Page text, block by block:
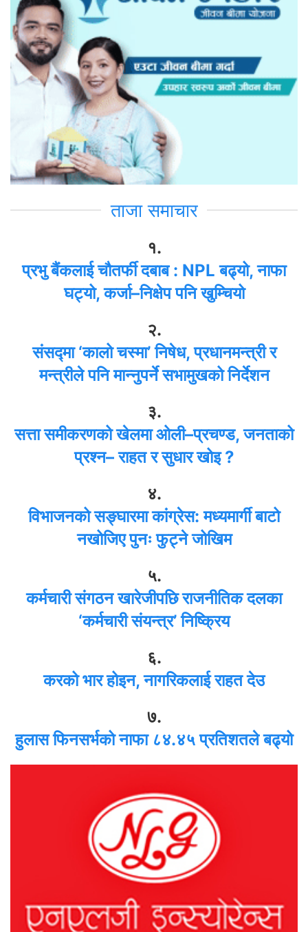
ताजा समाचार
१.
प्रभु बैंकलाई चौतर्फी दबाब : NPL बढ्यो, नाफा
घट्यो, कर्जा–निक्षेप पनि खुम्चियो
२.
संसद्मा ‘कालो चस्मा’ निषेध, प्रधानमन्त्री र
मन्त्रीले पनि मान्नुपर्ने सभामुखको निर्देशन
३.
सत्ता समीकरणको खेलमा ओली–प्रचण्ड, जनताको
प्रश्न– राहत र सुधार खोइ ?
४.
विभाजनको सङ्घारमा कांग्रेस: मध्यमार्गी बाटो
नखोजिए पुनः फुट्ने जोखिम
५.
कर्मचारी संगठन खारेजीपछि राजनीतिक दलका
‘कर्मचारी संयन्त्र’ निष्क्रिय
६.
करको भार होइन, नागरिकलाई राहत देउ
७.
हुलास फिनसर्भको नाफा ८४.४५ प्रतिशतले बढ्यो